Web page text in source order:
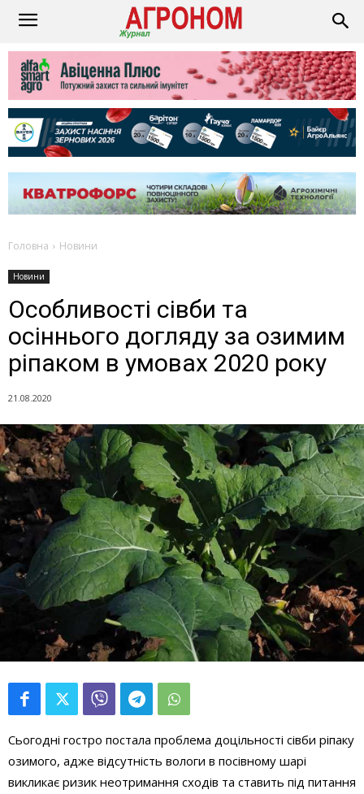
Головна Новини
Новини
Особливості сівби та
осіннього догляду за озимим
ріпаком в умовах 2020 року
21.08.2020
Сьогодні гостро постала проблема доцільності сівби ріпаку
озимого, адже відсутність вологи в посівному шарі
викликає ризик неотримання сходів та ставить під питання